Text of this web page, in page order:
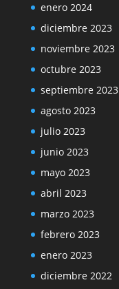
enero 2024
diciembre 2023
noviembre 2023
octubre 2023
septiembre 2023
agosto 2023
julio 2023
junio 2023
mayo 2023
abril 2023
marzo 2023
febrero 2023
enero 2023
diciembre 2022